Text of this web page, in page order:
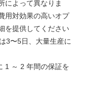
によって異なりま
用対効果の高いオプ
を提供してください
3〜5日、大量生産に
1 ～ 2 年間の保証を